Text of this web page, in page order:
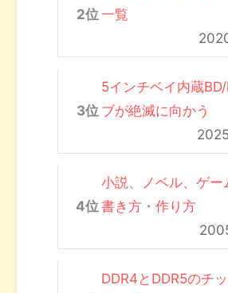
一覧
5インチベイ内蔵
ブが絶滅に向かう
小説、ノベル、ゲー
書き方・作り方
DDR4とDDR5のチ